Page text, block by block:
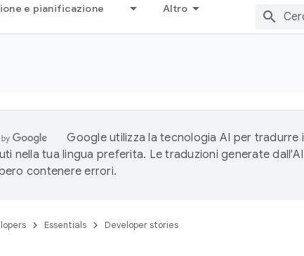
e pianificazione Altro
Google utilizza la tecnologia AI per tradurre i
nella tua lingua preferita. Le traduzioni generate dall'AI
contenere errori.
Essentials Developer stories